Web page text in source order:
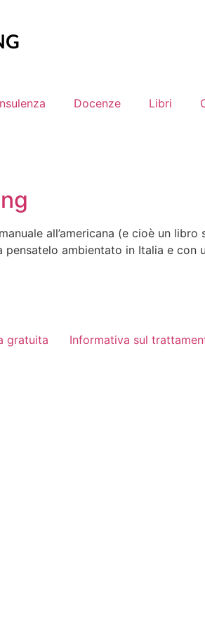
Docenze Libri
all’americana (e cioè un
ambientato in Italia e con
gratuita Informativa sul